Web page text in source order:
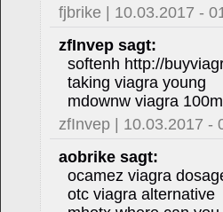
fjbrike | 10.03.2017 -
zfInvep sagt:
softenh http://
taking viagra young
mdownw viagra
zfInvep | 10.03.2017 -
aobrike sagt:
ocamez viagra
otc viagra alternative